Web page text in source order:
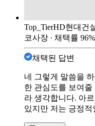
Top_TierHD현대건
코사장 ∙ 채택률 96%
채택된 답변
네 그렇게 말씀을
한 관심도를 보여줄
라 생각합니다. 아
있지만 저는 긍정